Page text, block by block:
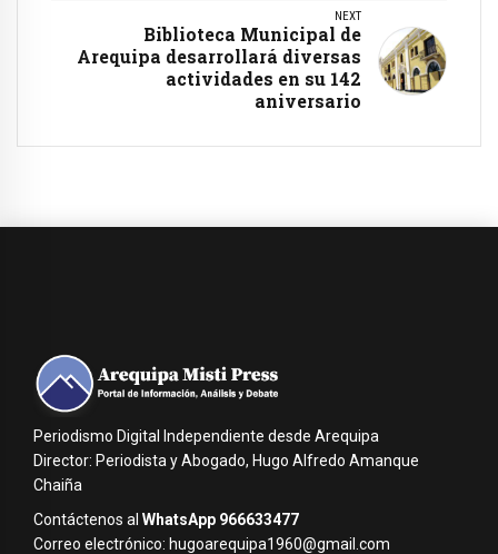
NEXT
Biblioteca Municipal de
Arequipa desarrollará diversas
actividades en su 142
aniversario
Periodismo Digital Independiente desde Arequipa
Director: Periodista y Abogado, Hugo Alfredo Amanque
Chaiña
Contáctenos al WhatsApp 966633477
Correo electrónico: hugoarequipa1960@gmail.com